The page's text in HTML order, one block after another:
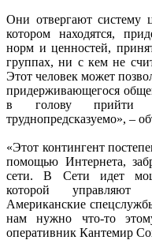
Они отвергают систему
котором находятся,
норм и ценностей,
группах, ни с кем не
Этот человек может
придерживающегося
в голову прийти
труднопредсказуемо», –
«Этот контингент
помощью Интернета,
сети. В Сети идет
которой управляют
Американские
нам нужно что-то
оперативник Кантемир